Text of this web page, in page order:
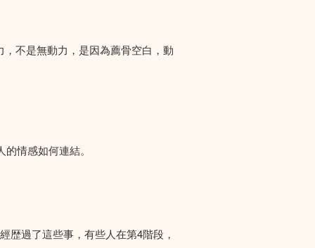
不是無動力，是因為薦骨空白，動
情感如何連結。
歴過了這些事，有些人在第4階段，